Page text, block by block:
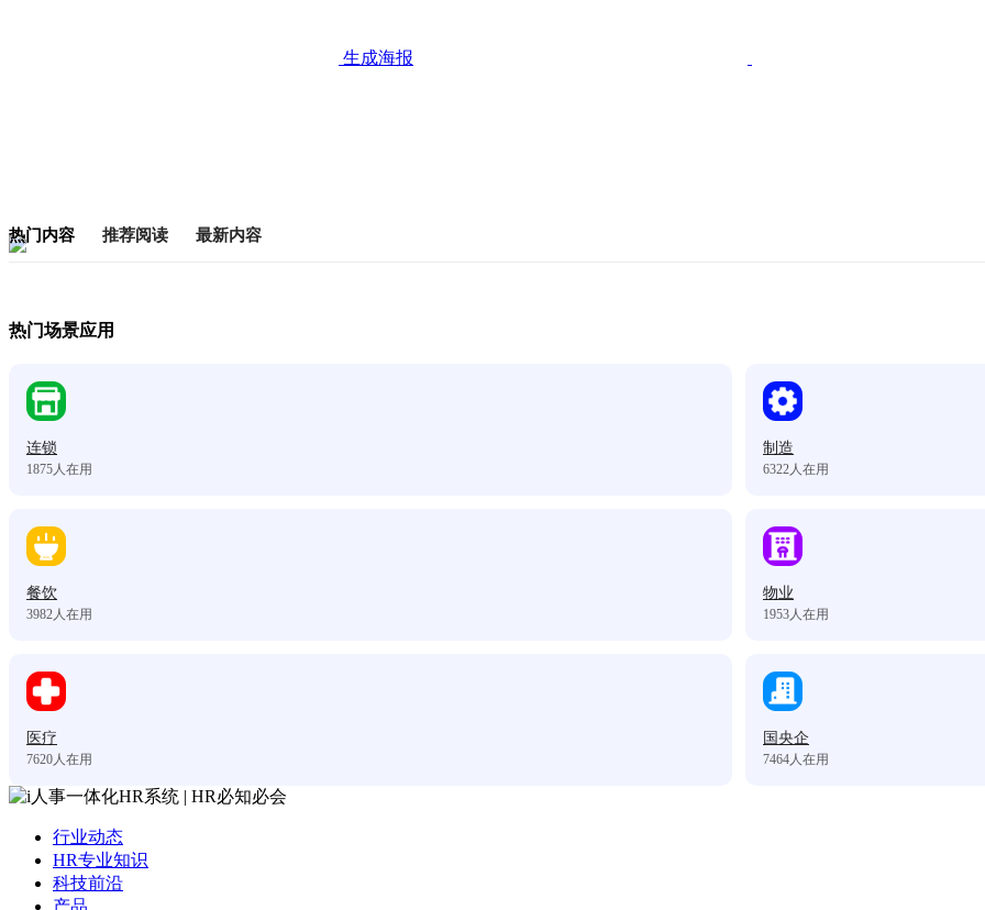
生成海报
热门内容 推荐阅读 最新内容
热门场景应用
连锁
1875人在用
制造
6322人在用
餐饮
3982人在用
物业
1953人在用
医疗
7620人在用
国央企
7464人在用
行业动态
HR专业知识
科技前沿